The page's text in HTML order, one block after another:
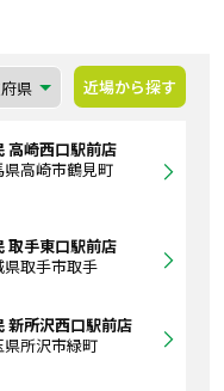
近場から探す
高崎西口駅前店
県高崎市鶴見町
取手東口駅前店
県取手市取手
新所沢西口駅前店
県所沢市緑町